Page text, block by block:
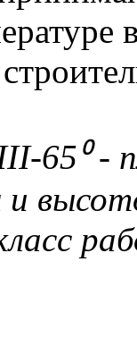
65⁰ -